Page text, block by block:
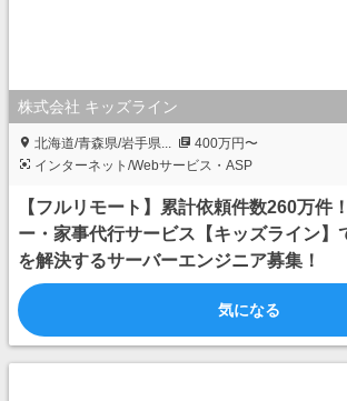
株式会社 キッズライン
北海道/青森県/岩手県...
400万円〜
インターネット/Webサービス・ASP
【フルリモート】累計依頼件数260万件
ー・家事代行サービス【キッズライン】
を解決するサーバーエンジニア募集！
気になる